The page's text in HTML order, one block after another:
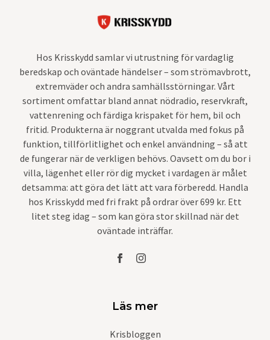
Hos Krisskydd samlar vi utrustning för vardaglig
beredskap och oväntade händelser – som strömavbrott,
extremväder och andra samhällsstörningar. Vårt
sortiment omfattar bland annat nödradio, reservkraft,
vattenrening och färdiga krispaket för hem, bil och
fritid. Produkterna är noggrant utvalda med fokus på
funktion, tillförlitlighet och enkel användning – så att
de fungerar när de verkligen behövs. Oavsett om du bor i
villa, lägenhet eller rör dig mycket i vardagen är målet
detsamma: att göra det lätt att vara förberedd. Handla
hos Krisskydd med fri frakt på ordrar över 699 kr. Ett
litet steg idag – som kan göra stor skillnad när det
oväntade inträffar.
Läs mer
Krisbloggen